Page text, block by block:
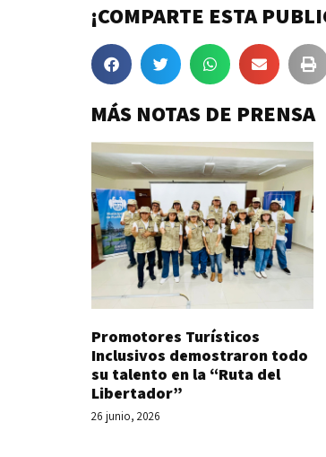
¡COMPARTE ESTA
MÁS NOTAS DE PRENSA
Promotores Turísticos
Inclusivos demostraron todo
su talento en la “Ruta del
Libertador”
26 junio, 2026